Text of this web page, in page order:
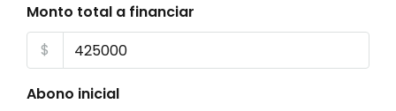
Monto total a financiar
$
Abono inicial